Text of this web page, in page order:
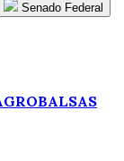
Senado Federal